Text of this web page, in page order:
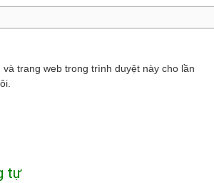
trang web trong trình duyệt này cho lần
tự